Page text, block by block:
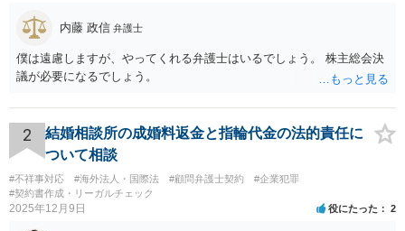
内藤 政信 弁護士
僕は遠慮しますが、やってくれる弁護士はいるでしょう。 株主総会決
議が必要になるでしょう。
2
結婚相談所の成婚料返金と指輪代金の法的責任に
ついて相談
#不祥事対応 #海外法人・国際法 #顧問弁護士契約
#企業犯罪
#契約書作成・リーガルチェック
2025年12月9日 役にたった 2